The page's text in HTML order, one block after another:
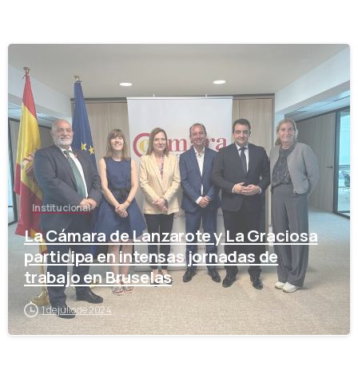
Institucional
La Cámara de Lanzarote y La Graciosa
participa en intensas jornadas de
trabajo en Bruselas
1 de julio de 2024